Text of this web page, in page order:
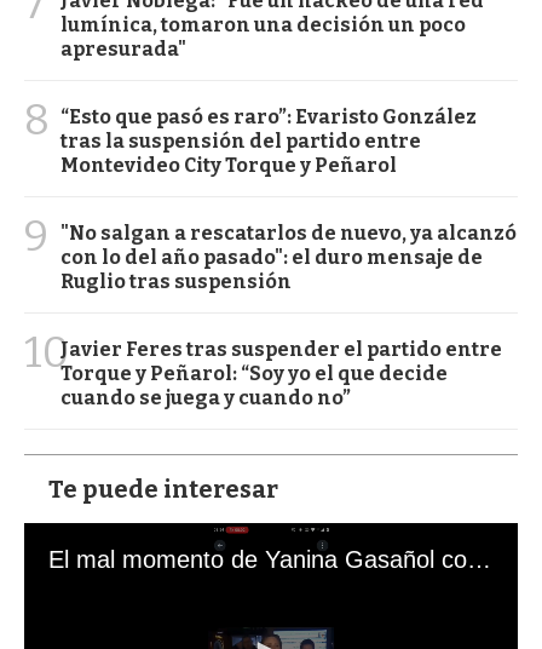
lumínica, tomaron una decisión un poco
apresurada"
8
“Esto que pasó es raro”: Evaristo González
tras la suspensión del partido entre
Montevideo City Torque y Peñarol
9
"No salgan a rescatarlos de nuevo, ya alcanzó
con lo del año pasado": el duro mensaje de
Ruglio tras suspensión
10Javier Feres tras suspender el partido entre
Torque y Peñarol: “Soy yo el que decide
cuando se juega y cuando no”
Te puede interesar
El mal momento de Yanina Gasañol con un hincha argentino en "Subrayado"